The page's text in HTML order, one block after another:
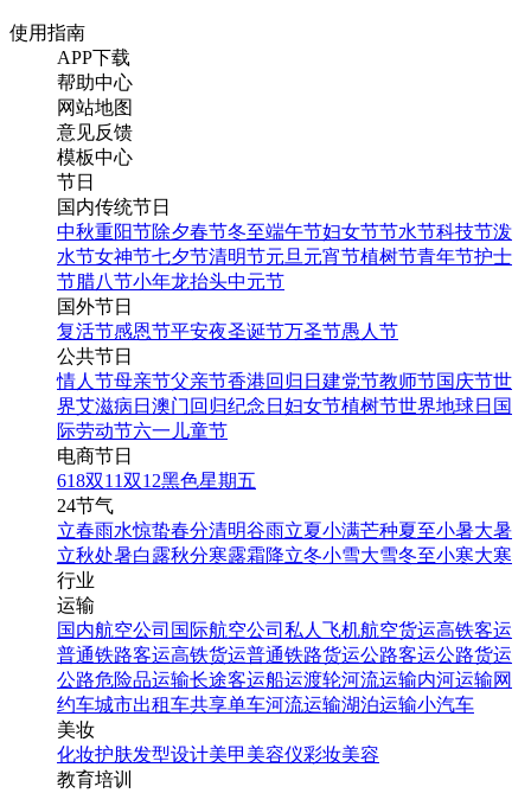
使用指南
APP下载
帮助中心
网站地图
意见反馈
模板中心
节日
国内传统节日
中秋重阳节除夕春节冬至端午节妇女节节水节科技节泼
水节女神节七夕节清明节元旦 元宵节植树节青年节护士
节腊八节小年龙抬头中元节
国外节日
复活节感恩节平安夜圣诞节万圣节愚人节
公共节日
情人节母亲节父亲节香港回归日 建党节教师节国庆节世
界艾滋病日 澳门回归纪念日 妇女节植树节世界地球日 国
际劳动节六一儿童节
电商节日
618双11双12黑色星期五
24节气
立春雨水惊蛰春分清明谷雨立夏小满芒种夏至小暑大暑
立秋处暑白露秋分寒露霜降立冬小雪大雪冬至小寒大寒
行业
运输
国内航空公司 国际航空公司 私人飞机航空货运高铁客运
普通铁路客运高铁货运普通铁路货运公路客运公路货运
公路危险品运输长途客运船运渡轮河流运输内河运输网
约车城市出租车共享单车河流运输湖泊运输小汽车
美妆
化妆护肤发型设计美甲 美容仪彩妆美容
教育培训